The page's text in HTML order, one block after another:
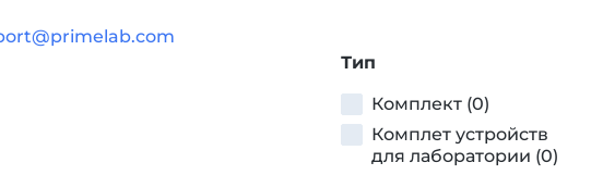
Тип
Комплект (0)
Комплет устройств
для лаборатории (0)